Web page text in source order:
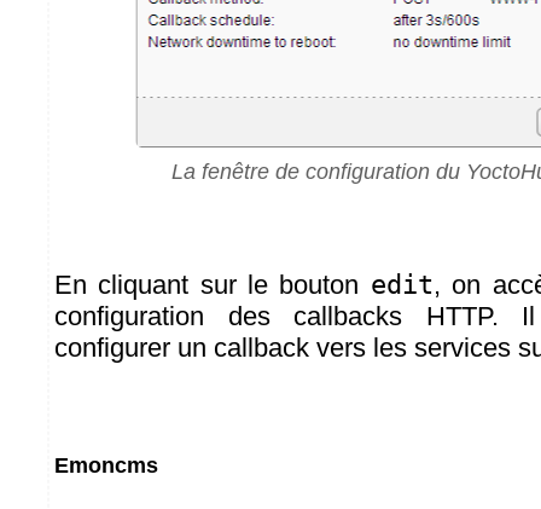
La fenêtre de configuration du
En cliquant sur le bouton edit, on
configuration des callbacks HTTP.
configurer un callback vers les services
Emoncms